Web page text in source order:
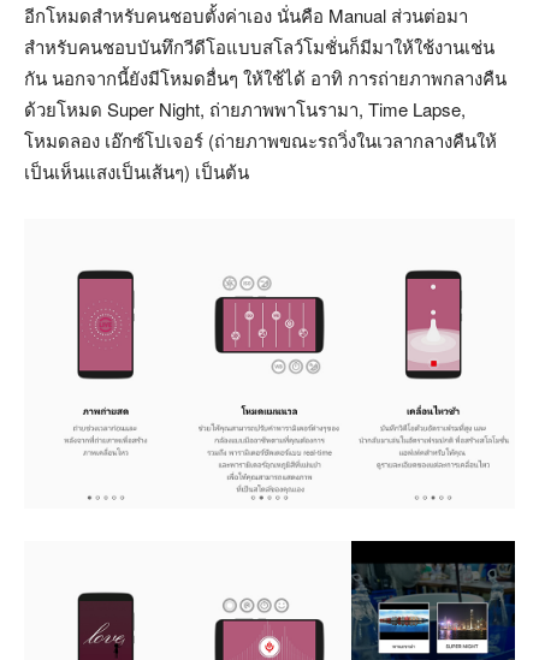
อีกโหมดสำหรับคนชอบตั้งค่าเอง นั่นคือ Manual ส่วนต่อมา
สำหรับคนชอบบันทึกวีดีโอแบบสโลว์โมชั่นก็มีมาให้ใช้งานเช่น
กัน นอกจากนี้ยังมีโหมดอื่นๆ ให้ใช้ได้ อาทิ การถ่ายภาพกลางคืน
ด้วยโหมด Super Night, ถ่ายภาพพาโนรามา, Time Lapse,
โหมดลอง เอ๊กซ์โปเจอร์ (ถ่ายภาพขณะรถวิ่งในเวลากลางคืนให้
เป็นเห็นแสงเป็นเส้นๆ) เป็นต้น